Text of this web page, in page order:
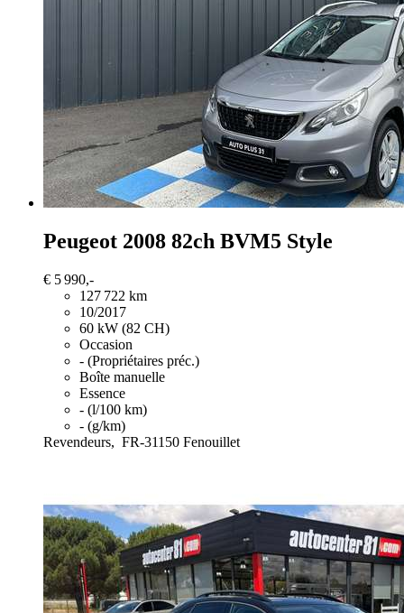
Peugeot 2008 82ch BVM5 Style
€ 5 990,-
127 722 km
10/2017
60 kW (82 CH)
Occasion
- (Propriétaires préc.)
Boîte manuelle
Essence
- (l/100 km)
- (g/km)
Revendeurs, FR-31150 Fenouillet